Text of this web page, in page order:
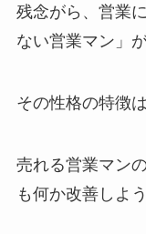
残念がら、営業
ない営業マン」
その性格の特徴
売れる営業マン
も何か改善しよ